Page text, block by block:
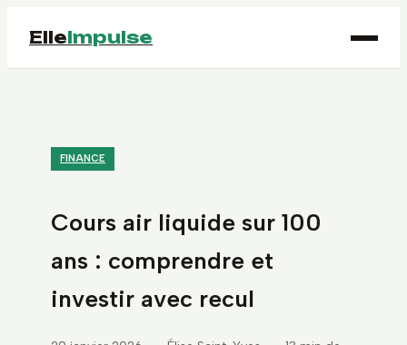
ElleImpulse
FINANCE
Cours air liquide sur 100
ans : comprendre et
investir avec recul